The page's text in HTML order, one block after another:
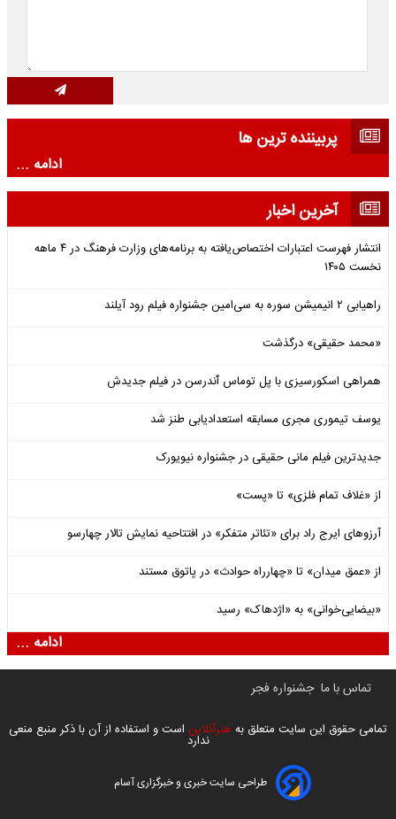
پربیننده ترین ها
ادامه ...
آخرین اخبار
انتشار فهرست اعتبارات اختصاص‌یافته به برنامه‌های وزارت فرهنگ در ۴ ماهه
نخست ۱۴۰۵
راهیابی ۲ انیمیشن سوره به سی‌امین جشنواره فیلم رود آیلند
«محمد حقیقی» درگذشت
همراهی اسکورسیزی با پل توماس ٱندرسن در فیلم جدیدش
یوسف تیموری مجری مسابقه استعدادیابی طنز شد
جدیدترین فیلم مانی حقیقی در جشنواره نیویورک
از «غلاف تمام فلزی» تا «پست»
آرزوهای ایرج راد برای «تئاتر متفکر» در افتتاحیه نمایش تالار چهارسو
از «عمق میدان» تا «چهارراه حوادث» در پاتوق مستند
«بیضایی‌خوانی» به «اژدهاک» رسید
ادامه ...
تماس با ما جشنواره فجر
تمامی حقوق این سایت متعلق به هنرآنلاین است و استفاده از آن با ذکر منبع منعی
ندارد
طراحی سایت خبری و خبرگزاری آسام